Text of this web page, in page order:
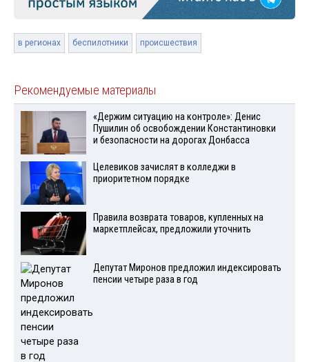
в регионах беспилотники происшествия
Рекомендуемые материалы
«Держим ситуацию на контроле»: Денис
Пушилин об освобождении Константиновки
и безопасности на дорогах Донбасса
Целевиков зачислят в колледжи в
приоритетном порядке
Правила возврата товаров, купленных на
маркетплейсах, предложили уточнить
Депутат Миронов предложил индексировать
пенсии четыре раза в год